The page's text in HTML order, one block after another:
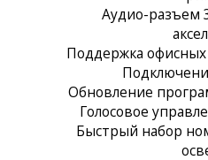
Аудио-разъем
Поддержка
Обновление
Голосовое
Быстрый набор